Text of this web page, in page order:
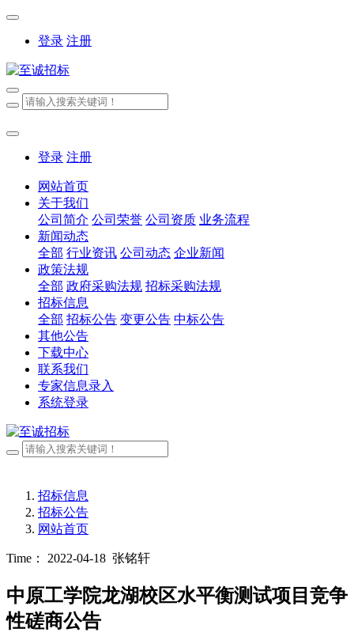
登录 注册
登录 注册
网站首页
关于我们
公司简介 公司荣誉 公司资质 业务流程
新闻动态
全部 行业资讯 公司动态 企业新闻
政策法规
全部 政府采购法规 招标采购法规
招标信息
全部 招标公告 变更公告 中标公告
其他公告
下载中心
联系我们
专家信息录入
系统登录
招标信息
招标公告
网站首页
Time： 2022-04-18 张铭轩
中原工学院龙湖校区水平衡测试项目竞争
性磋商公告